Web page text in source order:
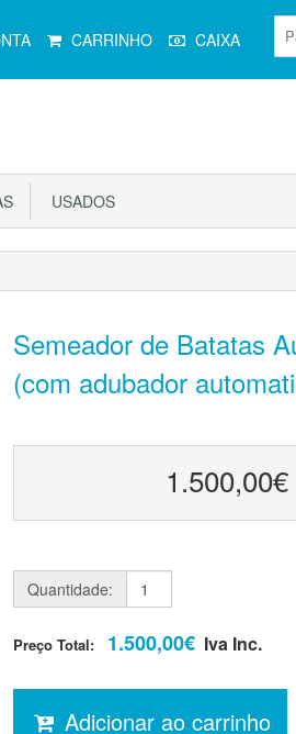
CARRINHO CAIXA
USADOS
Semeador de Batatas
(com adubador
1.500,00€
Quantidade:
Preço Total: 1.500,00€ Iva Inc.
Adicionar ao carrinho